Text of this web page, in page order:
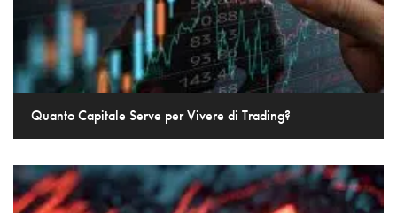
Quanto Capitale Serve per Vivere di Trading?